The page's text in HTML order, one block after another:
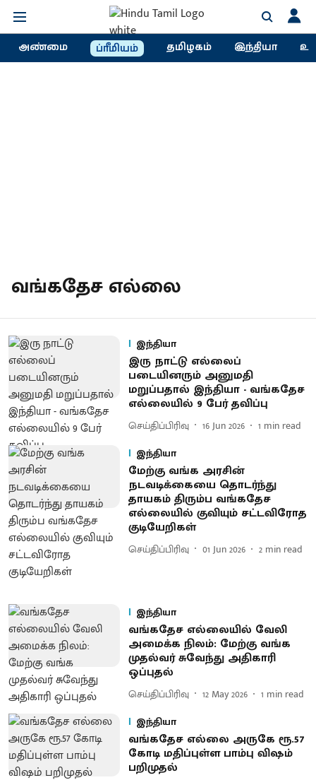
அண்மை ப்ரீமியம் தமிழகம் இந்தியா
வங்கதேச எல்லை
இந்தியா
இரு நாட்டு எல்லைப்
படையினரும் அனுமதி
மறுப்பதால் இந்தியா - வங்கதேச
எல்லையில் 9 பேர் தவிப்பு
செய்திப்பிரிவு 16 Jun 2026 1 min read
இந்தியா
மேற்கு வங்க அரசின்
நடவடிக்கையை தொடர்ந்து
தாயகம் திரும்ப வங்கதேச
எல்லையில் குவியும் சட்டவிரோத
குடியேறிகள்
செய்திப்பிரிவு 01 Jun 2026 2 min read
இந்தியா
வங்கதேச எல்லையில் வேலி
அமைக்க நிலம்: மேற்கு வங்க
முதல்வர் சுவேந்து அதிகாரி
ஒப்புதல்
செய்திப்பிரிவு 12 May 2026 1 min read
இந்தியா
வங்கதேச எல்லை அருகே ரூ.57
கோடி மதிப்புள்ள பாம்பு விஷம்
பறிமுதல்